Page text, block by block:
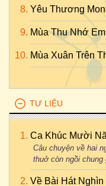
Yêu Thương
Mùa Thu Nhớ Em
Mùa Xuân Trên
TƯ LIỆU
Ca Khúc Mười
Câu chuyện về hai
thuở còn ngồi chung
Về Bài Hát Nghìn